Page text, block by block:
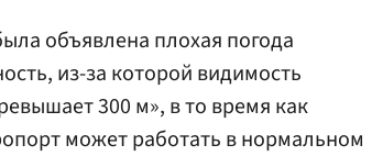
объявлена плохая погода
из-за которой видимость
300 м», в то время как
может работать в нормальном